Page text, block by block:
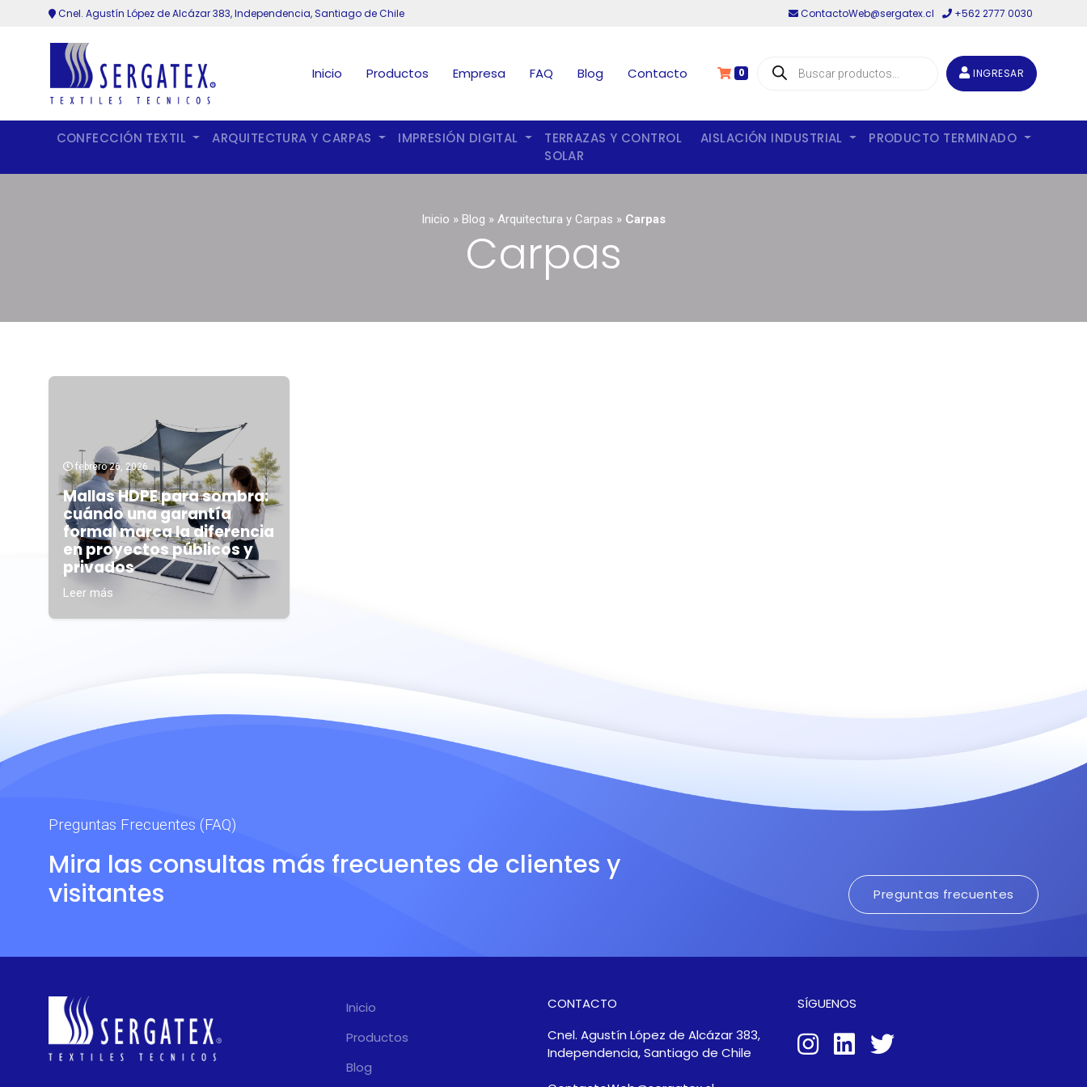
Cnel. Agustín López de Alcázar 383, Independencia, Santiago de Chile ContactoWeb@sergatex.cl +562 2777 0030
Inicio Productos Empresa FAQ Blog Contacto 0
Búsqueda
de INGRESAR
CONFECCIÓN TEXTIL ARQUITECTURA Y CARPAS IMPRESIÓN DIGITAL
TERRAZAS Y CONTROL
SOLAR
AISLACIÓN INDUSTRIAL PRODUCTO TERMINADO
Inicio » Blog » Arquitectura y Carpas » Carpas
Carpas
febrero 26, 2026
Mallas HDPE para sombra:
cuándo una garantía
formal marca la diferencia
en proyectos públicos y
privados
Leer más
Preguntas Frecuentes (FAQ)
Mira las consultas más frecuentes de clientes y
visitantes
Preguntas frecuentes
Inicio
Productos
Blog
CONTACTO
Cnel. Agustín López de Alcázar 383,
Independencia, Santiago de Chile
SÍGUENOS